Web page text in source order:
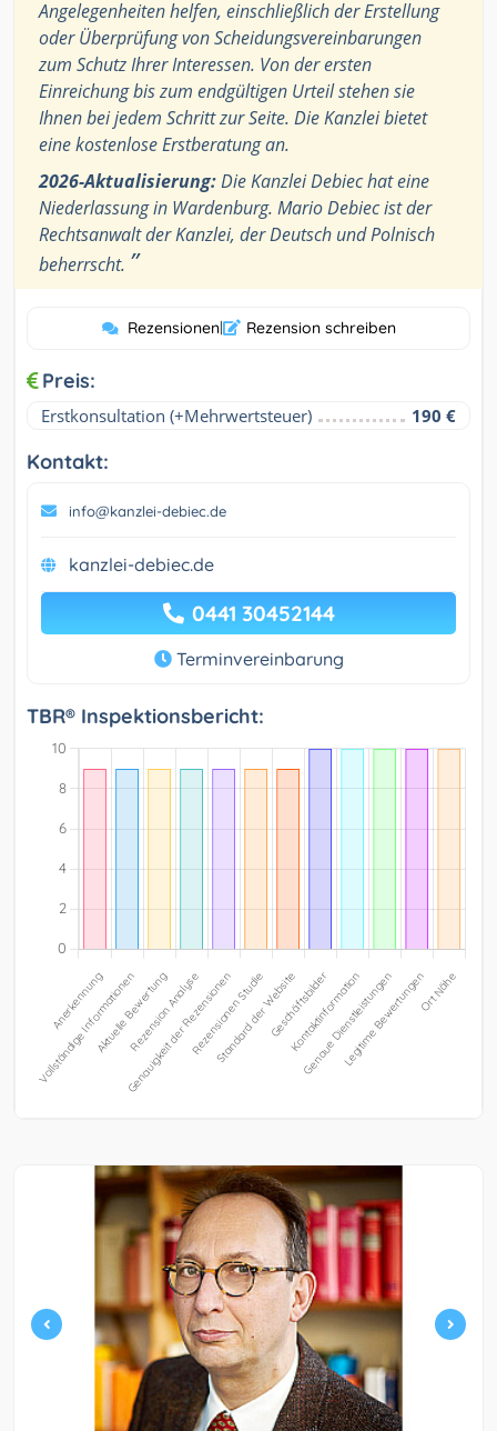
Angelegenheiten helfen, einschließlich der Erstellung
oder Überprüfung von Scheidungsvereinbarungen
zum Schutz Ihrer Interessen. Von der ersten
Einreichung bis zum endgültigen Urteil stehen sie
Ihnen bei jedem Schritt zur Seite. Die Kanzlei bietet
eine kostenlose Erstberatung an.
2026-Aktualisierung:Die Kanzlei Debiec hat eine
Niederlassung in Wardenburg. Mario Debiec ist der
Rechtsanwalt der Kanzlei, der Deutsch und Polnisch
beherrscht. ”
Rezensionen| Rezension schreiben
Preis:
Erstkonsultation (+Mehrwertsteuer) 190 €
Kontakt:
info@kanzlei-debiec.de
kanzlei-debiec.de
0441 30452144
Terminvereinbarung
TBR® Inspektionsbericht: